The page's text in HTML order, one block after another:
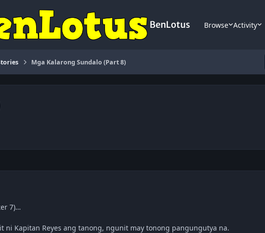
BenLotus Browse Activity
Mga Kalarong Sundalo (Part 8)
7)…
ni Kapitan Reyes ang tanong, ngunit may tonong pangungutya na.